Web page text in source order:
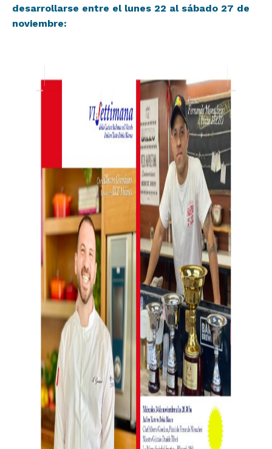
desarrollarse entre el lunes 22 al sábado 27 de
noviembre: